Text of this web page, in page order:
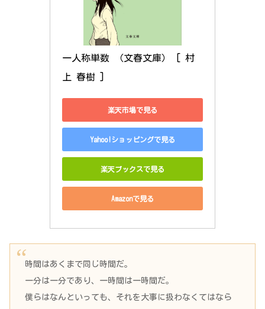
一人称単数 （文春文庫） [ 村
上 春樹 ]
楽天市場で見る
Yahoo!ショッピングで見る
楽天ブックスで見る
Amazonで見る
時間はあくまで同じ時間だ。
一分は一分であり、一時間は一時間だ。
僕らはなんといっても、それを大事に扱わなくてはなら